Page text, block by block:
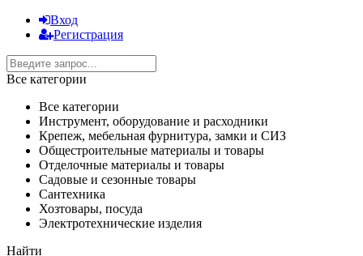
Вход
Регистрация
Все категории
Все категории
Инструмент, оборудование и расходники
Крепеж, мебельная фурнитура, замки и СИЗ
Общестроительные материалы и товары
Отделочные материалы и товары
Садовые и сезонные товары
Сантехника
Хозтовары, посуда
Электротехнические изделия
Найти